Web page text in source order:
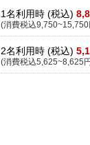
1名利用時 (税込)
(消費税込9,750~15,750
2名利用時 (税込)
(消費税込5,625~8,625